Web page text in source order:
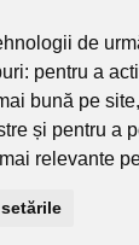
de
pentru a
bună pe site,
și pentru a
relevante
Negresti - Barlad
- Mărășești -
CALOR